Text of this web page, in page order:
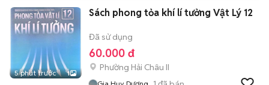
5 phút trước 1
Sách phong tỏa khí lí tưởng Vật Lý 12
Đã sử dụng
60.000 đ
Phường Hải Châu II